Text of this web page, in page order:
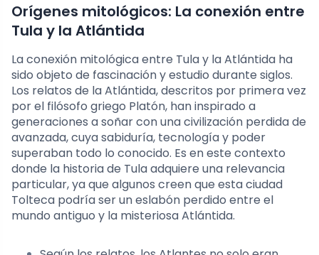
Orígenes mitológicos: La conexión entre
Tula y la Atlántida
La conexión mitológica entre Tula y la Atlántida ha
sido objeto de fascinación y estudio durante siglos.
Los relatos de la Atlántida, descritos por primera vez
por el filósofo griego Platón, han inspirado a
generaciones a soñar con una civilización perdida de
avanzada, cuya sabiduría, tecnología y poder
superaban todo lo conocido. Es en este contexto
donde la historia de Tula adquiere una relevancia
particular, ya que algunos creen que esta ciudad
Tolteca podría ser un eslabón perdido entre el
mundo antiguo y la misteriosa Atlántida.